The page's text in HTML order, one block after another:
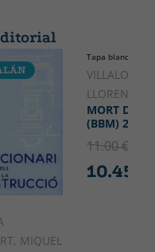
MIQUEL
CATALÁN
Tapa blanda o
VILLALONGA,
LLORENÇ
MORT DE
(BBM) 2A
11.00 €
10.45 €